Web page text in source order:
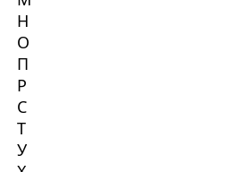
Н
О
П
Р
С
Т
У